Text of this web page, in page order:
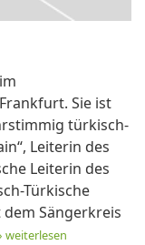
Sie ist
türkisch-
Leiterin des
Leiterin des
Türkische
dem Sängerkreis
weiterlesen